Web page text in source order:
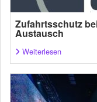
Zufahrtsschutz
Austausch
Weiterlesen